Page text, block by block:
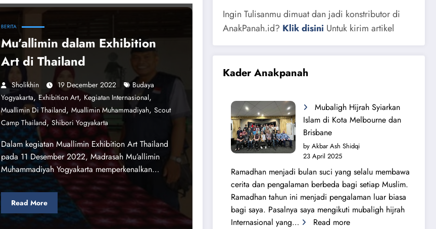
BERITA
Mu’allimin dalam Exhibition
Art di Thailand
Sholikhin 19 December 2022
Budaya
Yogyakarta,Exhibition Art, Kegiatan Internasional,
Muallimin Di Thailand, Muallimin Muhammadiyah, Scout
Camp Thailand,Shibori Yogyakarta
Dalam kegiatan Muallimin Exhibition Art Thailand
pada 11 Desember 2022, Madrasah Mu’allimin
Muhammadiyah Yogyakarta memperkenalkan…
Read More
Ingin Tulisanmu dimuat dan jadi konstributor di
AnakPanah.id? Klik disini Untuk kirim artikel
Kader Anakpanah
Mubaligh Hijrah Syiarkan
Islam di Kota Melbourne dan
Brisbane
by Akbar Ash Shidqi
23 April 2025
Ramadhan menjadi bulan suci yang selalu membawa
cerita dan pengalaman berbeda bagi setiap Muslim.
Ramadhan tahun ini menjadi pengalaman luar biasa
bagi saya. Pasalnya saya mengikuti mubaligh hijrah
Internasional yang…
Read more: